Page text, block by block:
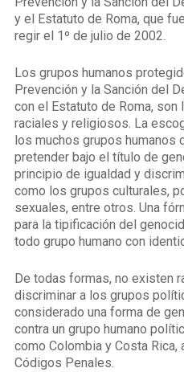
y el Estatuto de Roma, que
regir el 1º de julio de 2002.
Los grupos humanos
Prevención y la Sanción del
con el Estatuto de Roma, son
raciales y religiosos. La
los muchos grupos humanos
pretender bajo el título de
principio de igualdad y
como los grupos culturales,
sexuales, entre otros. Una
para la tipificación del
todo grupo humano con
De todas formas, no existen
discriminar a los grupos
considerado una forma de
contra un grupo humano
como Colombia y Costa
Códigos Penales.